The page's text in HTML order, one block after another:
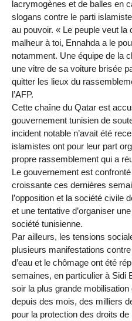
lacrymogènes et de balles en
slogans contre le parti
au pouvoir. « Le peuple veut
malheur à toi, Ennahda a le
notamment. Une équipe de la
une vitre de sa voiture brisée
quitter les lieux du
l’AFP.
Cette chaîne du Qatar est
gouvernement tunisien de
incident notable n’avait été
islamistes ont pour leur part
propre rassemblement qui a
Le gouvernement est
croissante ces dernières
l’opposition et la société civile
et une tentative d’organiser
société tunisienne.
Par ailleurs, les tensions
plusieurs manifestations
d’eau et le chômage ont été
semaines, en particulier à Sidi
soir la plus grande
depuis des mois, des milliers
pour la protection des droits